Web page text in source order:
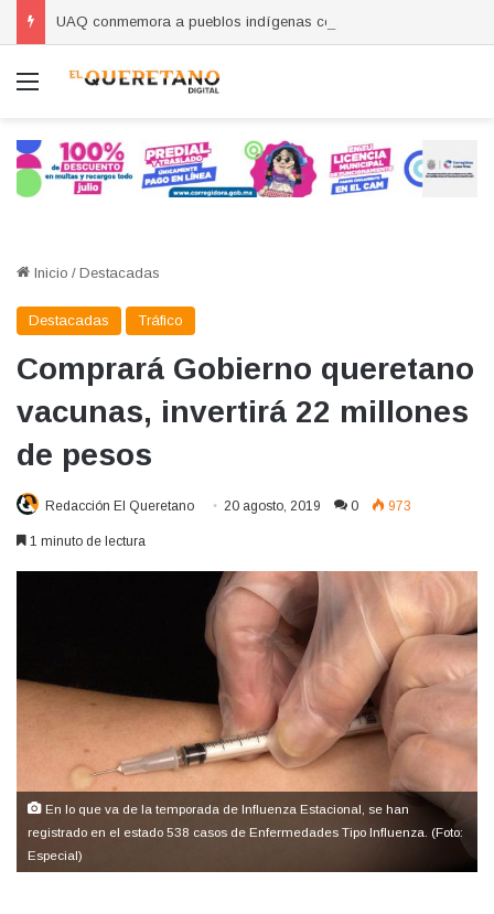
Menú
Inicio / Destacadas
Destacadas Tráfico
Comprará Gobierno queretano
vacunas, invertirá 22 millones
de pesos
Redacción El Queretano 20 agosto, 2019 0 973
1 minuto de lectura
En lo que va de la temporada de Influenza Estacional, se han
registrado en el estado 538 casos de Enfermedades Tipo Influenza. (Foto:
Especial)